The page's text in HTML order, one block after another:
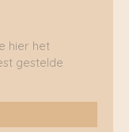
hier het
gestelde